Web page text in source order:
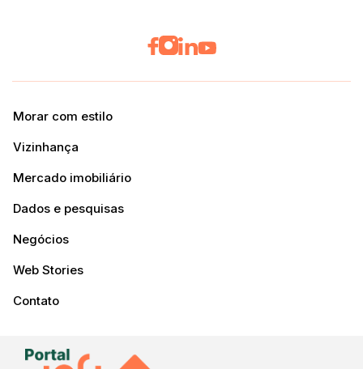
Morar com estilo
Vizinhança
Mercado imobiliário
Dados e pesquisas
Negócios
Web Stories
Contato